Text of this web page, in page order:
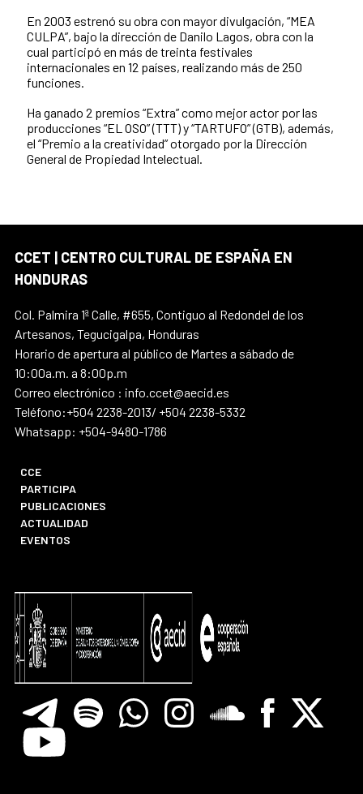
En 2003 estrenó su obra con mayor divulgación, “MEA
CULPA”, bajo la dirección de Danilo Lagos, obra con la
cual participó en más de treinta festivales
internacionales en 12 países, realizando más de 250
funciones.
Ha ganado 2 premios “Extra” como mejor actor por las
producciones “EL OSO” (TTT) y “TARTUFO” (GTB), además,
el “Premio a la creatividad” otorgado por la Dirección
General de Propiedad Intelectual.
CCET | CENTRO CULTURAL DE ESPAÑA EN
HONDURAS
Col. Palmira 1ª Calle, #655, Contiguo al Redondel de los
Artesanos, Tegucigalpa, Honduras
Horario de apertura al público de Martes a sábado de
10:00a.m. a 8:00p.m
Correo electrónico : info.ccet@aecid.es
Teléfono:+504 2238-2013/ +504 2238-5332
Whatsapp: +504-9480-1786
CCE
PARTICIPA
PUBLICACIONES
ACTUALIDAD
EVENTOS
TelegramSpotify WhatsappInstagramSoundcloreFacebook
X
Youtube